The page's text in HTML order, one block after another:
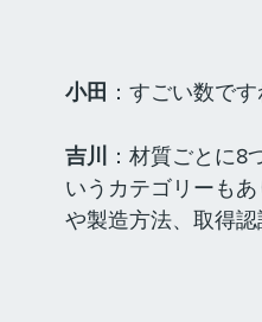
小田 ：すごい数です
吉川
：材質ごとに8
いうカテゴリーも
や製造方法、取得